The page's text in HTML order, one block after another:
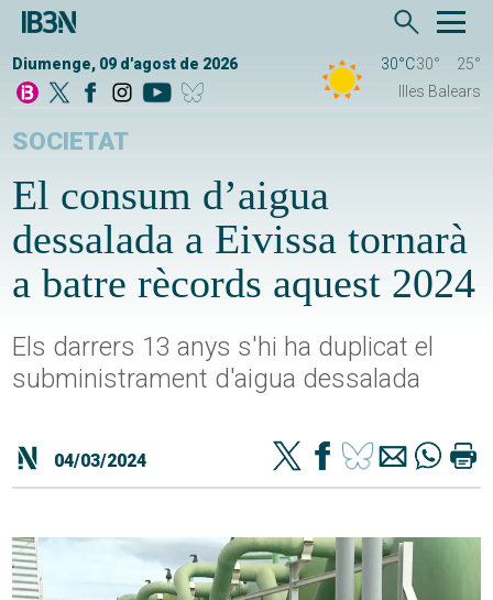
Diumenge, 09 d'agost de 2026 30°C30°
25°
Illes Balears
SOCIETAT
El consum d’aigua
dessalada a Eivissa tornarà
a batre rècords aquest 2024
Els darrers 13 anys s'hi ha duplicat el
subministrament d'aigua dessalada
04/03/2024